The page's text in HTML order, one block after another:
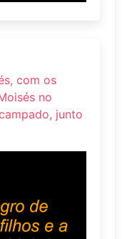
com os
no
junto